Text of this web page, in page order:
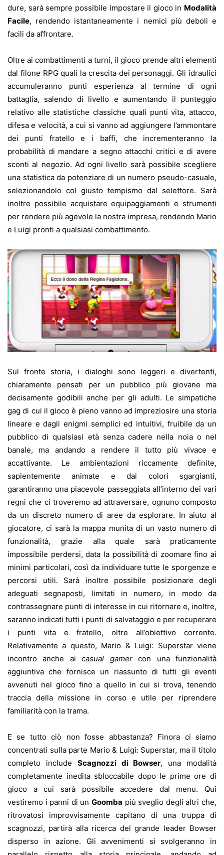
dure, sarà sempre possibile impostare il gioco in Modalità
Facile, rendendo istantaneamente i nemici più deboli e
facili da affrontare.
Oltre ai combattimenti a turni, il gioco prende altri elementi
dal filone RPG quali la crescita dei personaggi. Gli idraulici
accumuleranno punti esperienza al termine di ogni
battaglia, salendo di livello e aumentando il punteggio
relativo alle statistiche classiche quali punti vita, attacco,
difesa e velocità, a cui si vanno ad aggiungere l’ammontare
dei punti fratello e i baffi, che incrementeranno la
probabilità di mandare a segno attacchi critici e di avere
sconti al negozio. Ad ogni livello sarà possibile scegliere
una statistica da potenziare di un numero pseudo-casuale,
selezionandolo col giusto tempismo dal selettore. Sarà
inoltre possibile acquistare equipaggiamenti e strumenti
per rendere più agevole la nostra impresa, rendendo Mario
e Luigi pronti a qualsiasi combattimento.
Sul fronte storia, i dialoghi sono leggeri e divertenti,
chiaramente pensati per un pubblico più giovane ma
decisamente godibili anche per gli adulti. Le simpatiche
gag di cui il gioco è pieno vanno ad impreziosire una storia
lineare e dagli enigmi semplici ed intuitivi, fruibile da un
pubblico di qualsiasi età senza cadere nella noia o nel
banale, ma andando a rendere il tutto più vivace e
accattivante. Le ambientazioni riccamente definite,
sapientemente animate e dai colori sgargianti,
garantiranno una piacevole passeggiata all’interno dei vari
regni che ci troveremo ad attraversare, ognuno composto
da un discreto numero di aree da esplorare. In aiuto al
giocatore, ci sarà la mappa munita di un vasto numero di
funzionalità, grazie alla quale sarà praticamente
impossibile perdersi, data la possibilità di zoomare fino ai
minimi particolari, così da individuare tutte le sporgenze e
percorsi utili. Sarà inoltre possibile posizionare degli
adeguati segnaposti, limitati in numero, in modo da
contrassegnare punti di interesse in cui ritornare e, inoltre,
saranno indicati tutti i punti di salvataggio e per recuperare
i punti vita e fratello, oltre all’obiettivo corrente.
Relativamente a questo, Mario & Luigi: Superstar viene
incontro anche aicasual gamercon una funzionalità
aggiuntiva che fornisce un riassunto di tutti gli eventi
avvenuti nel gioco fino a quello in cui si trova, tenendo
traccia della missione in corso e utile per riprendere
familiarità con la trama.
E se tutto ciò non fosse abbastanza? Finora ci siamo
concentrati sulla parte Mario & Luigi: Superstar, ma il titolo
completo include Scagnozzi di Bowser, una modalità
completamente inedita sbloccabile dopo le prime ore di
gioco a cui sarà possibile accedere dal menu. Qui
vestiremo i panni di un Goomba più sveglio degli altri che,
ritrovatosi improvvisamente capitano di una truppa di
scagnozzi, partirà alla ricerca del grande leader Bowser
disperso in azione. Gli avvenimenti si svolgeranno in